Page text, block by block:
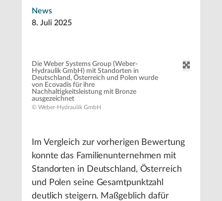
News
8. Juli 2025
Die Weber Systems Group (Weber-
Hydraulik GmbH) mit Standorten in
Deutschland, Österreich und Polen wurde
von Ecovadis für ihre
Nachhaltigkeitsleistung mit Bronze
ausgezeichnet
© Weber-Hydraulik GmbH
Im Vergleich zur vorherigen Bewertung
konnte das Familienunternehmen mit
Standorten in Deutschland, Österreich
und Polen seine Gesamtpunktzahl
deutlich steigern. Maßgeblich dafür